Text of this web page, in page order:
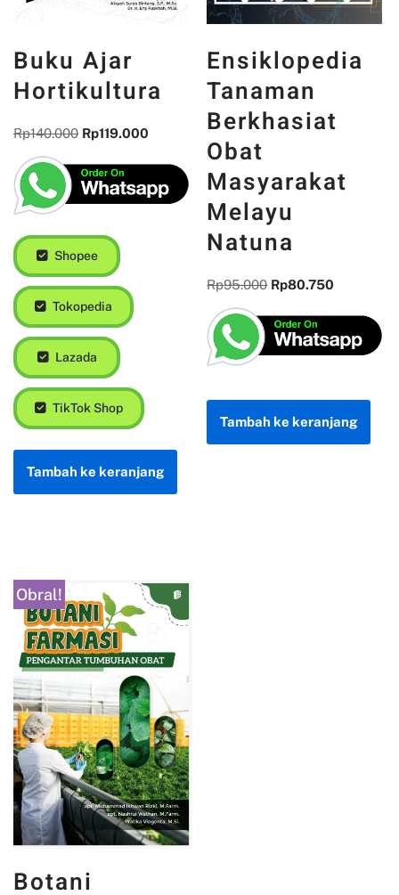
Buku Ajar
Hortikultura
Rp140.000 Rp119.000
Shopee
Tokopedia
Lazada
TikTok Shop
Tambah ke keranjang
Ensiklopedia
Tanaman
Berkhasiat
Obat
Masyarakat
Melayu
Natuna
Rp95.000 Rp80.750
Tambah ke keranjang
Obral!
Botani